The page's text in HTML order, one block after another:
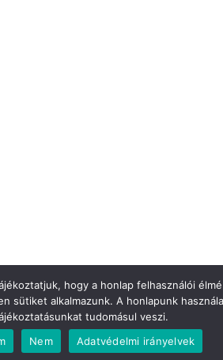
hogy a honlap felhasználói
sütiket alkalmazunk. A honlapunk
tudomásul veszi.
Nem Adatvédelmi irányelvek